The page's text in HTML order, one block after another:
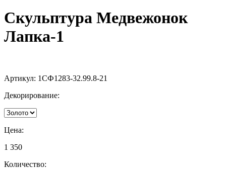
Скульптура Медвежонок
Лапка-1
Артикул: 1СФ1283-32.99.8-21
Декорирование:
Цена:
1 350
Количество: